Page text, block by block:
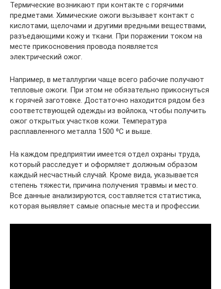
Термические возникают при контакте с горячими
предметами. Химические ожоги вызывает контакт с
кислотами, щелочами и другими вредными веществами,
разъедающими кожу и ткани. При поражении током на
месте прикосновения провода появляется
электрический ожог.
Например, в металлургии чаще всего рабочие получают
тепловые ожоги. При этом не обязательно прикоснуться
к горячей заготовке. Достаточно находится рядом без
соответствующей одежды из войлока, чтобы получить
ожог открытых участков кожи. Температура
расплавленного металла 1500 ⁰C и выше.
На каждом предприятии имеется отдел охраны труда,
который расследует и оформляет должным образом
каждый несчастный случай. Кроме вида, указывается
степень тяжести, причина получения травмы и место.
Все данные анализируются, составляется статистика,
которая выявляет самые опасные места и профессии.